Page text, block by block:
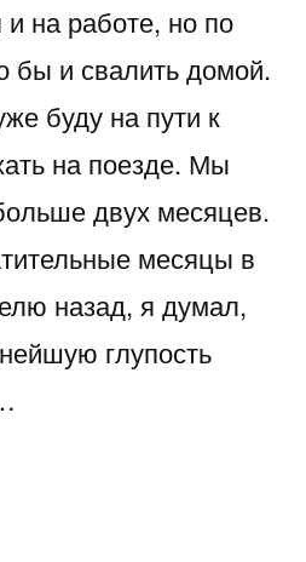
и на работе, но по
бы и свалить домой.
буду на пути к
на поезде. Мы
двух месяцев.
месяцы в
назад, я думал,
глупость